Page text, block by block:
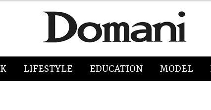
LIFESTYLE EDUCATION MODEL